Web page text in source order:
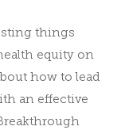
things
equity on
how to lead
an effective